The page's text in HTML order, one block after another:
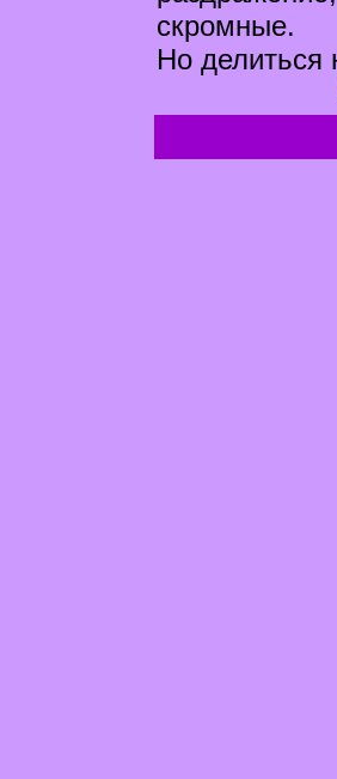
скромные.
Но делиться